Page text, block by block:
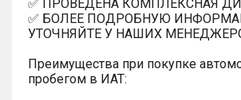
✅ ПРОВЕДЕНА КОМПЛЕКСНАЯ
✅ БОЛЕЕ ПОДРОБНУЮ
УТОЧНЯЙТЕ У НАШИХ
Преимущества при покупке
пробегом в ИАТ: